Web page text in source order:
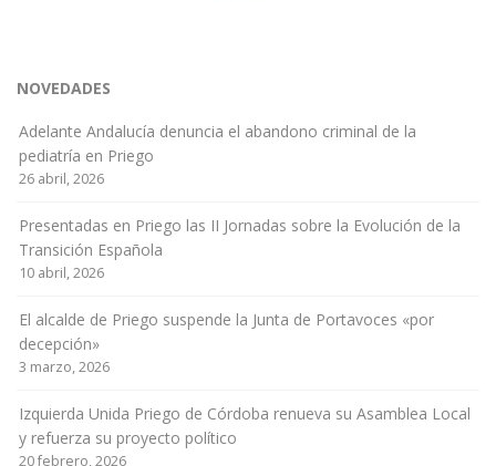
NOVEDADES
Adelante Andalucía denuncia el abandono criminal de la
pediatría en Priego
26 abril, 2026
Presentadas en Priego las II Jornadas sobre la Evolución de la
Transición Española
10 abril, 2026
El alcalde de Priego suspende la Junta de Portavoces «por
decepción»
3 marzo, 2026
Izquierda Unida Priego de Córdoba renueva su Asamblea Local
y refuerza su proyecto político
20 febrero, 2026